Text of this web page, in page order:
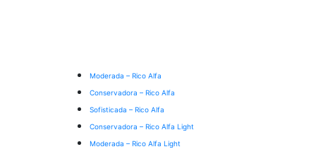
Moderada – Rico Alfa
Conservadora – Rico Alfa
Sofisticada – Rico Alfa
Conservadora – Rico Alfa Light
Moderada – Rico Alfa Light